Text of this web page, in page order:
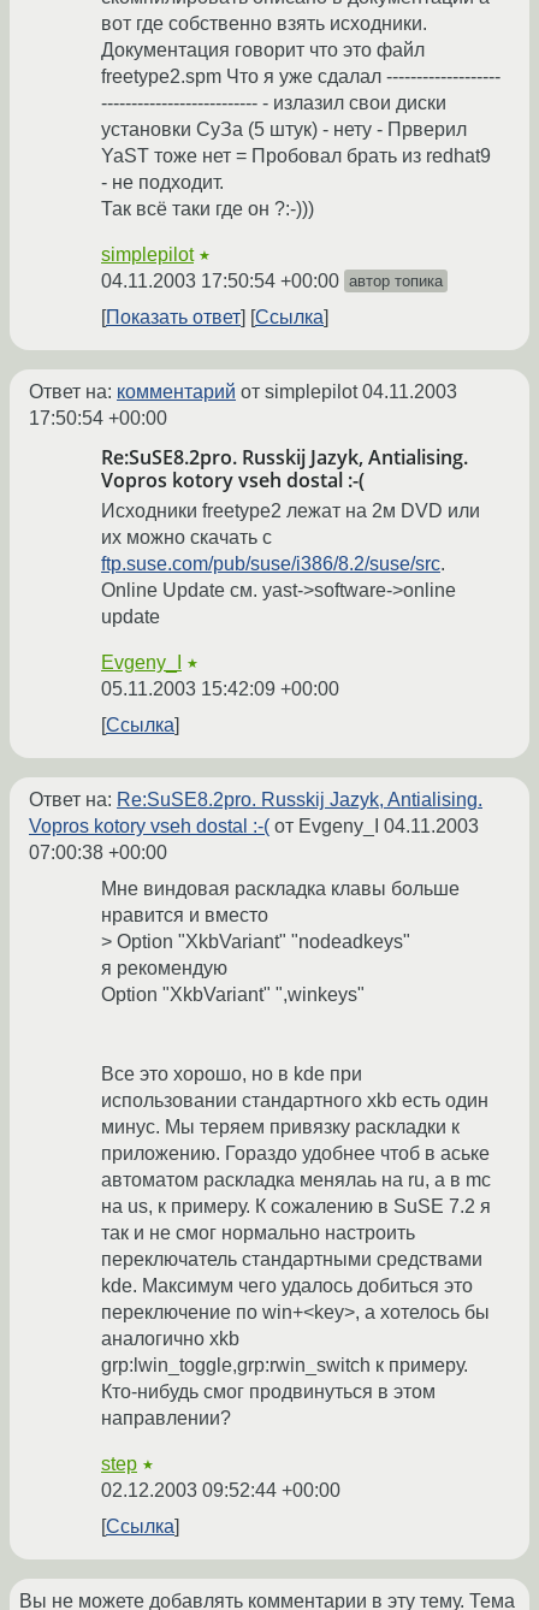
вот где собственно взять исходники.
Документация говорит что это файл
freetype2.spm Что я уже сдалал -------------------
-------------------------- - излазил свои диски
установки СуЗа (5 штук) - нету - Прверил
YaST тоже нет = Пробовал брать из redhat9
- не подходит.
Так всё таки где он ?:-)))
simplepilot ★
04.11.2003 17:50:54 +00:00 автор топика
Показать ответ Ссылка
Ответ на: комментарий от simplepilot04.11.2003
17:50:54 +00:00
Re:SuSE8.2pro. Russkij Jazyk, Antialising.
Vopros kotory vseh dostal :-(
Исходники freetype2 лежат на 2м DVD или
их можно скачать с
ftp.suse.com/pub/suse/i386/8.2/suse/src.
Online Update см. yast->software->online
update
Evgeny_I ★
05.11.2003 15:42:09 +00:00
Ссылка
Ответ на: Re:SuSE8.2pro. Russkij Jazyk, Antialising.
Vopros kotory vseh dostal :-( от Evgeny_I 04.11.2003
07:00:38 +00:00
Мне виндовая раскладка клавы больше
нравится и вместо
> Option "XkbVariant" "nodeadkeys"
я рекомендую
Option "XkbVariant" ",winkeys"
Все это хорошо, но в kde при
использовании стандартного xkb есть один
минус. Мы теряем привязку раскладки к
приложению. Гораздо удобнее чтоб в аське
автоматом раскладка менялаь на ru, а в mc
на us, к примеру. К сожалению в SuSE 7.2 я
так и не смог нормально настроить
переключатель стандартными средствами
kde. Максимум чего удалось добиться это
переключение по win+<key>, а хотелось бы
аналогично xkb
grp:lwin_toggle,grp:rwin_switch к примеру.
Кто-нибудь смог продвинуться в этом
направлении?
step ★
02.12.2003 09:52:44 +00:00
Ссылка
Вы не можете добавлять комментарии в эту тему. Тема